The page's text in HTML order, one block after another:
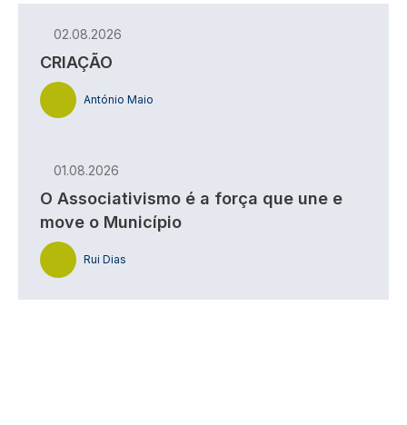
02.08.2026
CRIAÇÃO
António Maio
01.08.2026
O Associativismo é a força que une e
move o Município
Rui Dias